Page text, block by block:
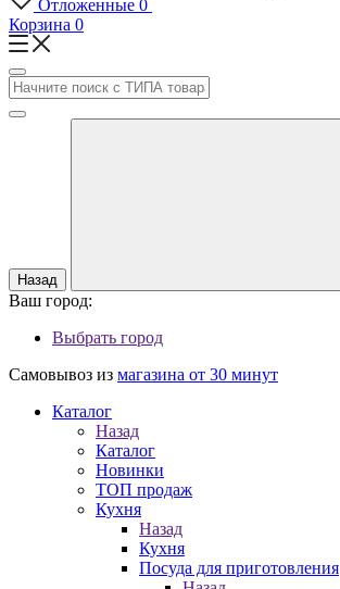
Отложенные 0
Корзина 0
Назад
Ваш город:
Выбрать город
Самовывоз из магазина от 30 минут
Каталог
Назад
Каталог
Новинки
ТОП продаж
Кухня
Назад
Кухня
Посуда для приготовления